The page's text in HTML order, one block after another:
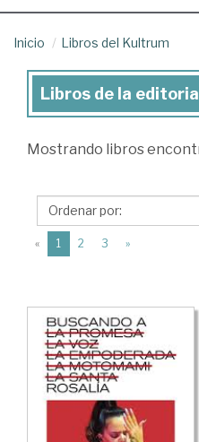
Inicio Libros del Kultrum
Libros
la
Libros
del
Libros de la
Mostrando libros
« 1 (current)
2 3 »